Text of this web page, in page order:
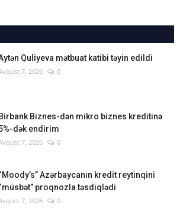
Quliyeva mətbuat katibi təyin edildi
7, 2026 0
Birbank Biznes-dən mikro biznes kreditinə
dək endirim
7, 2026 0
Azərbaycanın kredit reytinqini
proqnozla təsdiqlədi
7, 2026 0